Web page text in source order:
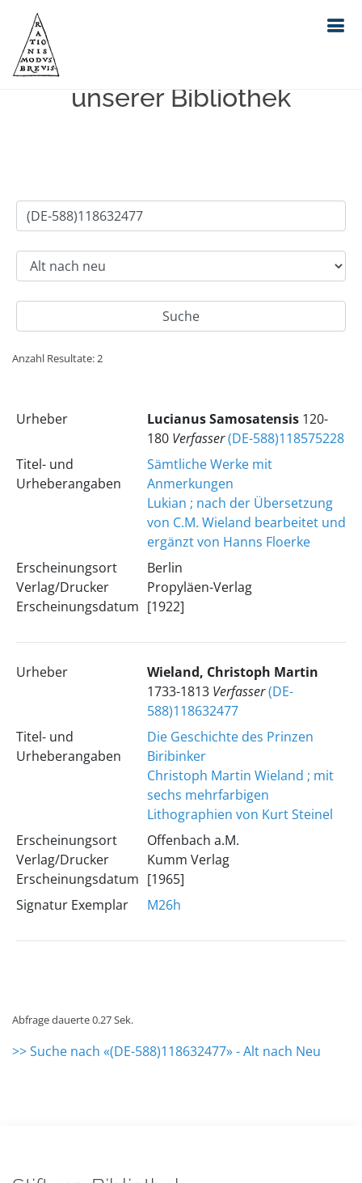
Einfache Suche im Bestand
unserer Bibliothek
Anzahl Resultate: 2
Urheber LucianusSamosatensis 120-
180 Verfasser(DE-588)118575228
Titel- und
Urheberangaben
Sämtliche Werke mit
Anmerkungen
Lukian ; nach der Übersetzung
von C.M. Wieland bearbeitet und
ergänzt von Hanns Floerke
Erscheinungsort
Verlag/Drucker
Erscheinungsdatum
Berlin
Propyläen-Verlag
[1922]
Urheber
Wieland, Christoph Martin
1733-1813 Verfasser(DE-
588)118632477
Titel- und
Urheberangaben
Die Geschichte des Prinzen
Biribinker
Christoph Martin Wieland ; mit
sechs mehrfarbigen
Lithographien von Kurt Steinel
Erscheinungsort
Verlag/Drucker
Erscheinungsdatum
Offenbach a.M.
Kumm Verlag
[1965]
Signatur Exemplar
M26h
Abfrage dauerte 0.27 Sek.
>> Suche nach «(DE-588)118632477» - Alt nach Neu